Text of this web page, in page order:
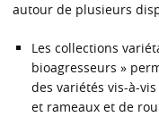
autour de plusieurs
Les collections
bioagresseurs »
des variétés vis-à-
et rameaux et de